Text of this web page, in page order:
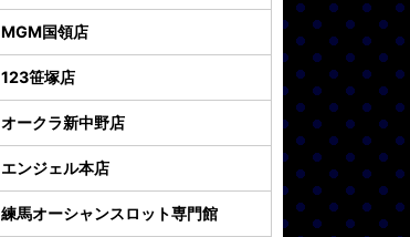
MGM国領店
123笹塚店
オークラ新中野店
エンジェル本店
練馬オーシャンスロット専門館